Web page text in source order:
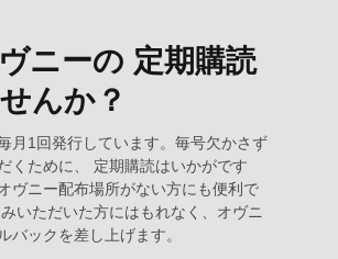
ニーの 定期購読
んか？
月1回発行しています。毎号欠かさず
くために、 定期購読はいかがです
ヴニー配布場所がない方にも便利で
いただいた方にはもれなく、オヴニ
バックを差し上げます。